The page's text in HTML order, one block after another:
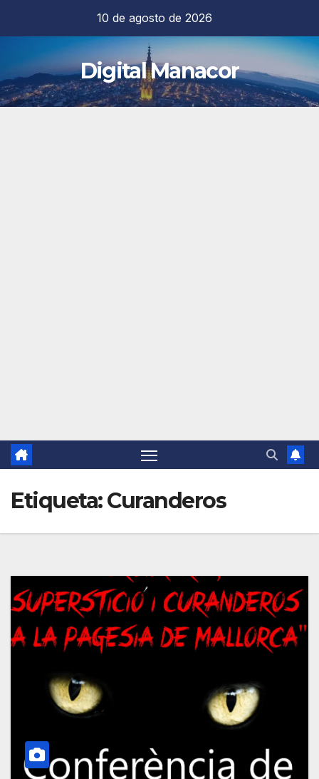
contenido
10 de agosto de 2026
Digital Manacor
Etiqueta:Curanderos